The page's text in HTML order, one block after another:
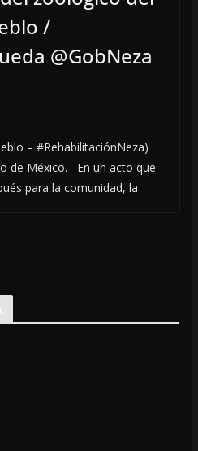
/
@GobNeza
– #RehabilitaciónNeza)
de México.– En un acto que
para la comunidad, la